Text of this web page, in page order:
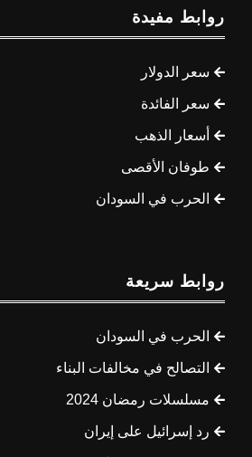
روابط مفيدة
سعر الدولار
سعر الفائدة
أسعار الذهب
طوفان الأقصى
الحرب في السودان
روابط سريعة
الحرب في السودان
التصالح في مخالفات البناء
مسلسلات رمضان 2024
رد إسرائيل على إيران